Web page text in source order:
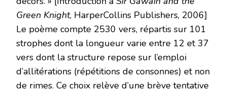
Green Knight, HarperCollins Publishers, 2006]
Le poème compte 2530 vers, répartis sur 101
strophes dont la longueur varie entre 12 et 37
vers dont la structure repose sur l’emploi
d’allitérations (répétitions de consonnes) et non
de rimes. Ce choix relève d’une brève tentative